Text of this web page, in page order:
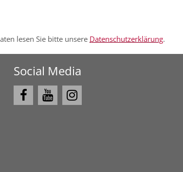
lesen Sie bitte unsere Datenschutzerklärung.
Social Media